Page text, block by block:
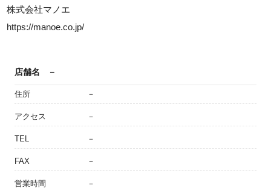
株式会社マノエ
https://manoe.co.jp/
店舗名 －
住所 －
アクセス －
TEL －
FAX －
営業時間 －